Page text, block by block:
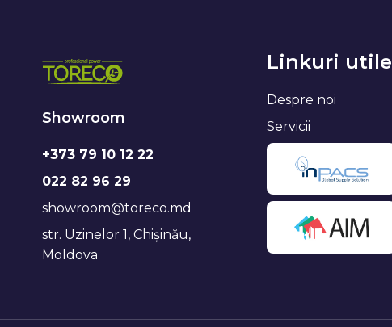
Showroom
+373 79 10 12 22
022 82 96 29
showroom@toreco.md
str. Uzinelor 1, Chișinău,
Moldova
Linkuri utile
Despre noi
Servicii